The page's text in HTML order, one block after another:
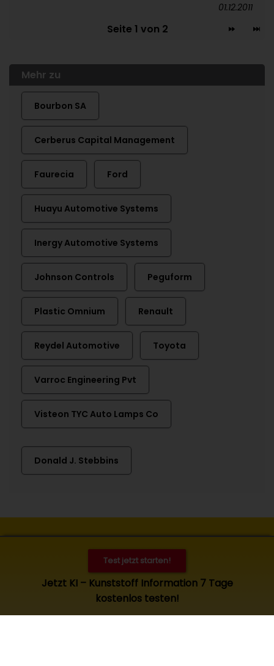
01.12.2011
Seite 1 von 2
Mehr zu
Bourbon SA
Cerberus Capital Management
Faurecia Ford
Huayu Automotive Systems
Inergy Automotive Systems
Johnson Controls Peguform
Plastic Omnium Renault
Reydel Automotive Toyota
Varroc Engineering Pvt
Visteon TYC Auto Lamps Co
Donald J. Stebbins
Test jetzt starten!
Jetzt KI – Kunststoff Information 7 Tage
kostenlos testen!
© 2026 Kunststoff Information, Bad Homburg. Alle Rechte
vorbehalten. Zugang und Nutzung nur für KI-Abonnenten.